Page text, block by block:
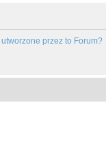
przez to Forum?